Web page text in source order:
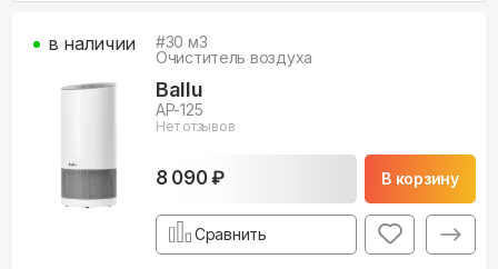
#30 м3
Очиститель воздуха
Ballu
AP-125
Нет отзывов
8 090 ₽ В корзину
в наличии
Сравнить